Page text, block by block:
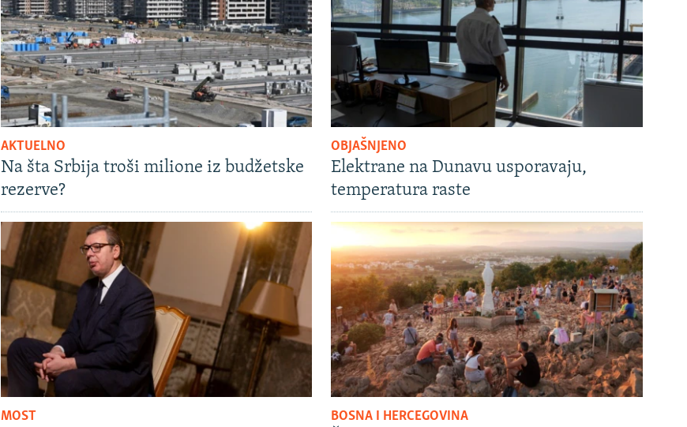
AKTUELNO
Na šta Srbija troši milione iz budžetske
rezerve?
OBJAŠNJENO
Elektrane na Dunavu usporavaju,
temperatura raste
MOST BOSNA I HERCEGOVINA